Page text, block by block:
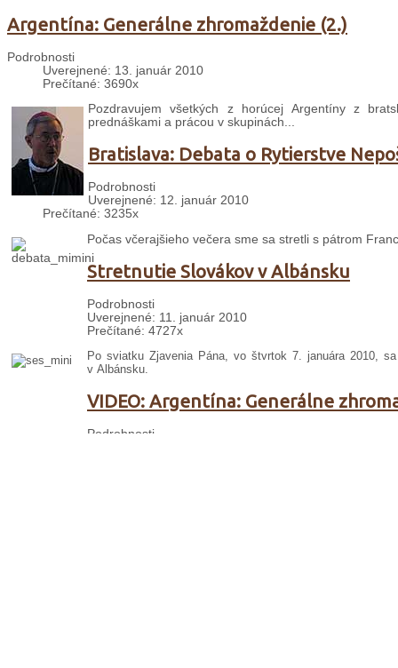
Argentína: Generálne zhromaždenie (2.)
Podrobnosti
Uverejnené: 13. január 2010
Prečítané: 3690x
Pozdravujem všetkých z horúcej Argentíny z
prednáškami a prácou v skupinách...
Bratislava: Debata o Rytierstve
Podrobnosti
Uverejnené: 12. január 2010
Prečítané: 3235x
Počas včerajšieho večera sme sa stretli s pátrom
Stretnutie Slovákov v Albánsku
Podrobnosti
Uverejnené: 11. január 2010
Prečítané: 4727x
Po sviatku Zjavenia Pána, vo štvrtok 7. januára 2010,
v Albánsku.
VIDEO: Argentína: Generálne
Podrobnosti